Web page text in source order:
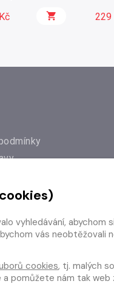
229
od smlouvy
vyhledávání, abychom
vás neobtěžovali
cookies, tj. malých
a pomůžete nám tak